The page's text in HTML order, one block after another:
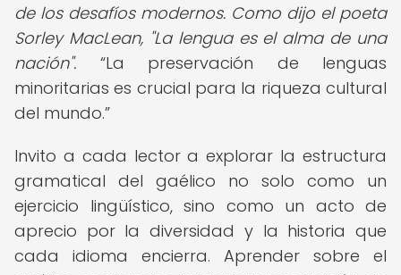
de los desafíos modernos. Como dijo el poeta
Sorley MacLean, "La lengua es el alma de una
nación".
La preservación de lenguas
minoritarias es crucial para la riqueza cultural
del mundo.
Invito a cada lector a explorar la estructura
gramatical del gaélico no solo como un
ejercicio lingüístico, sino como un acto de
aprecio por la diversidad y la historia que
cada idioma encierra. Aprender sobre el